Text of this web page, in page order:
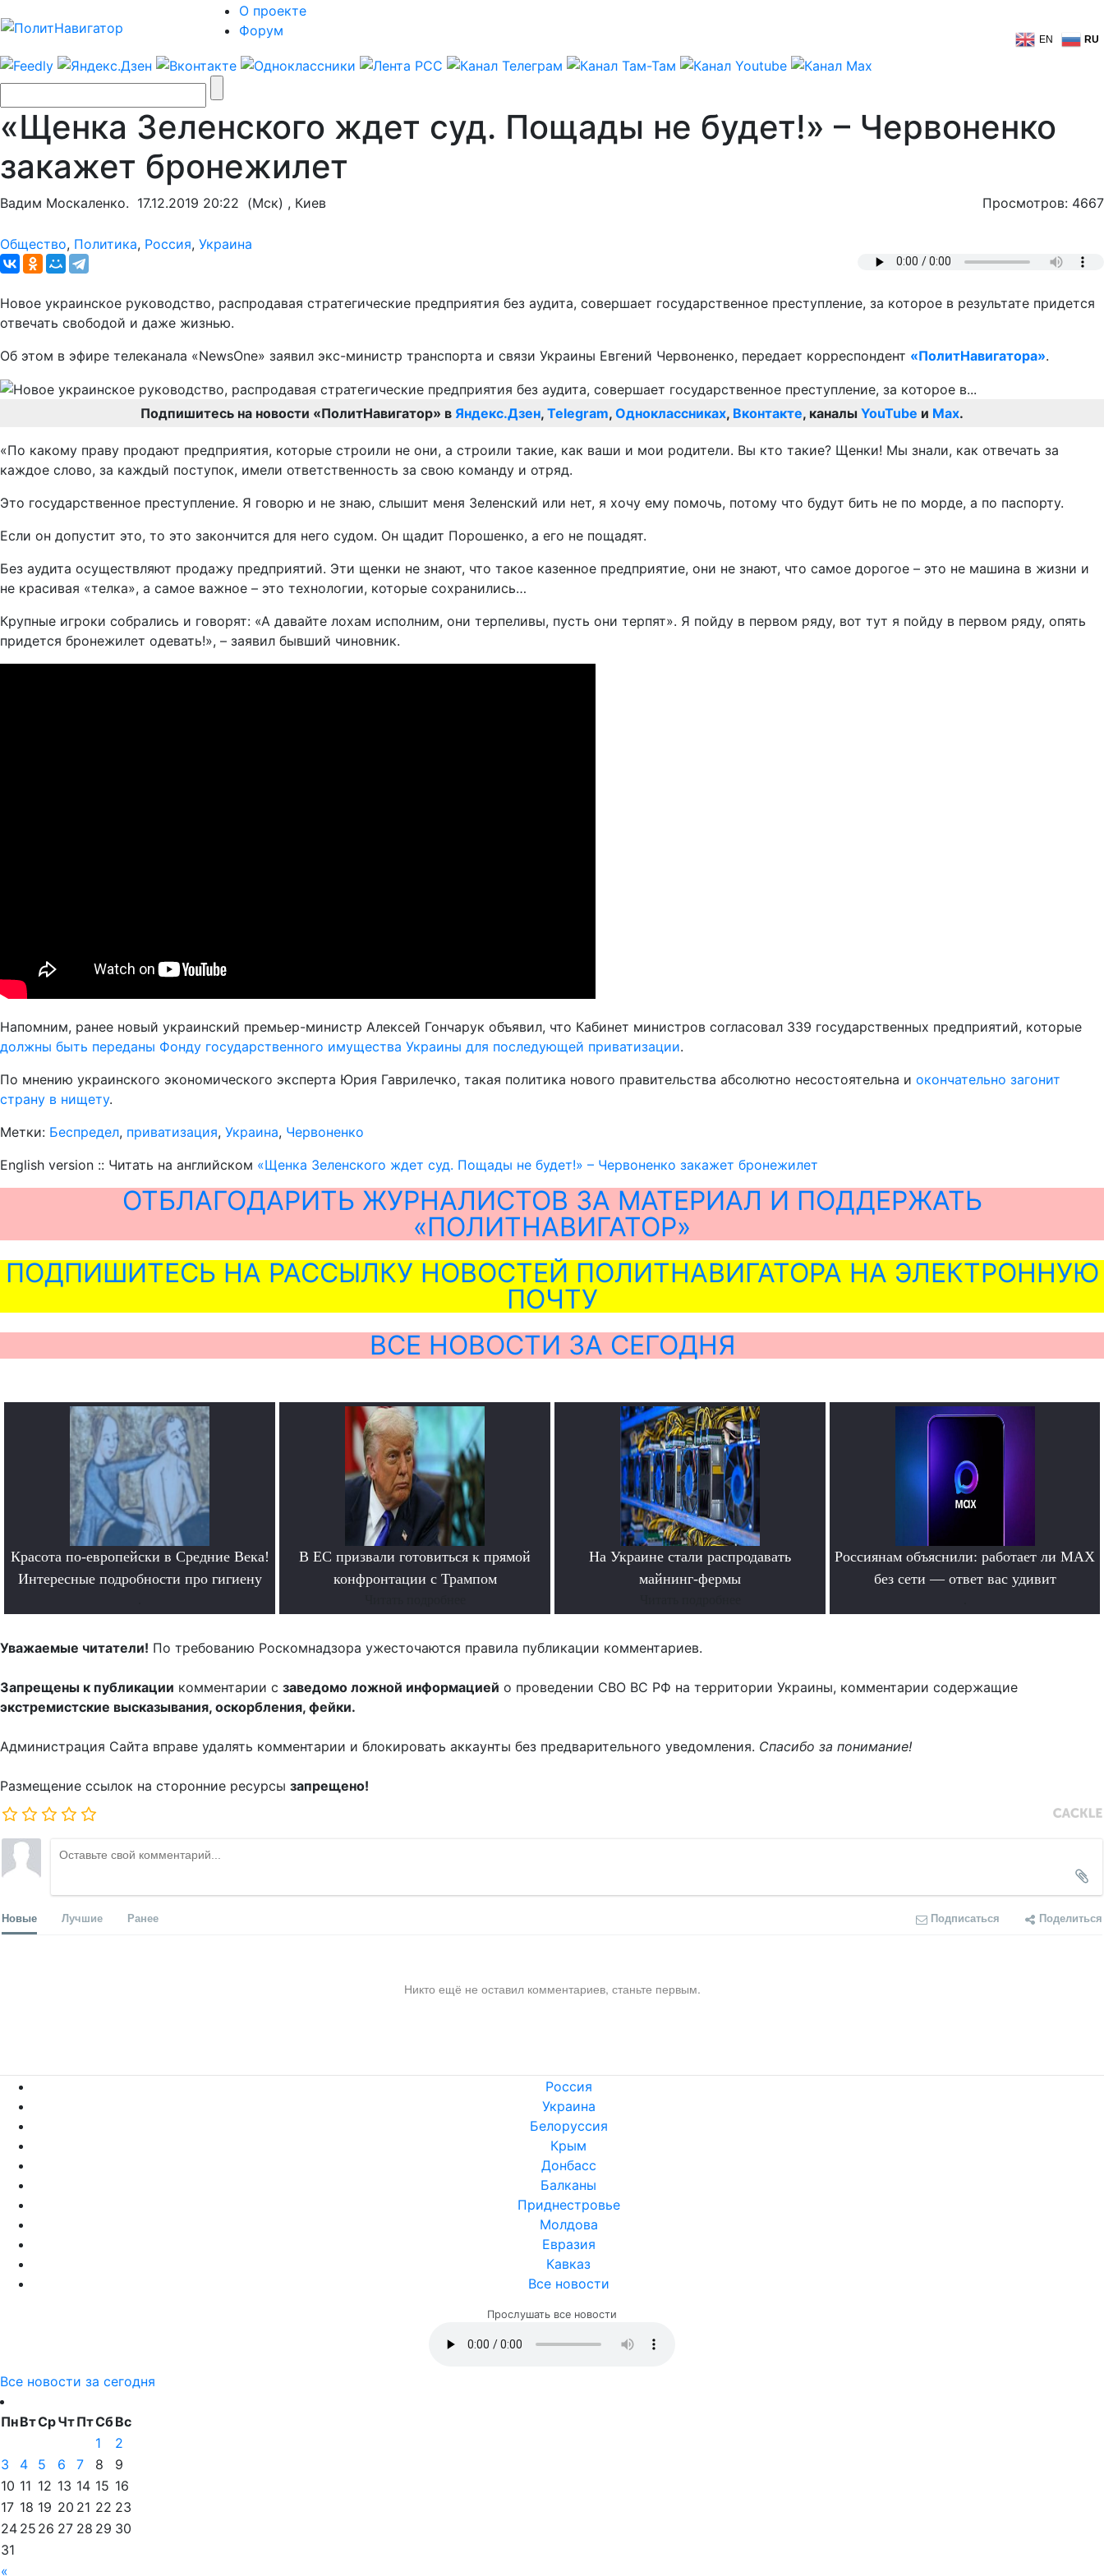
О проекте
Форум
EN RU
«Щенка Зеленского ждет суд. Пощады не будет!» – Червоненко
закажет бронежилет
Вадим Москаленко. 17.12.2019 20:22 (Мск) , Киев Просмотров: 4667
Общество, Политика, Россия, Украина
Новое украинское руководство, распродавая стратегические предприятия без аудита, совершает государственное преступление, за которое в результате придется
отвечать свободой и даже жизнью.
Об этом в эфире телеканала «NewsOne» заявил экс-министр транспорта и связи Украины Евгений Червоненко, передает корреспондент «ПолитНавигатора».
Подпишитесь на новости «ПолитНавигатор» в Яндекс.Дзен, Telegram, Одноклассниках, Вконтакте, каналы YouTube и Max.
«По какому праву продают предприятия, которые строили не они, а строили такие, как ваши и мои родители. Вы кто такие? Щенки! Мы знали, как отвечать за
каждое слово, за каждый поступок, имели ответственность за свою команду и отряд.
Это государственное преступление. Я говорю и не знаю, слышит меня Зеленский или нет, я хочу ему помочь, потому что будут бить не по морде, а по паспорту.
Если он допустит это, то это закончится для него судом. Он щадит Порошенко, а его не пощадят.
Без аудита осуществляют продажу предприятий. Эти щенки не знают, что такое казенное предприятие, они не знают, что самое дорогое – это не машина в жизни и
не красивая «телка», а самое важное – это технологии, которые сохранились…
Крупные игроки собрались и говорят: «А давайте лохам исполним, они терпеливы, пусть они терпят». Я пойду в первом ряду, вот тут я пойду в первом ряду, опять
придется бронежилет одевать!», – заявил бывший чиновник.
Напомним, ранее новый украинский премьер-министр Алексей Гончарук объявил, что Кабинет министров согласовал 339 государственных предприятий, которые
должны быть переданы Фонду государственного имущества Украины для последующей приватизации.
По мнению украинского экономического эксперта Юрия Гаврилечко, такая политика нового правительства абсолютно несостоятельна и окончательно загонит
страну в нищету.
Метки: Беспредел, приватизация, Украина, Червоненко
English version :: Читать на английском «Щенка Зеленского ждет суд. Пощады не будет!» – Червоненко закажет бронежилет
ОТБЛАГОДАРИТЬ ЖУРНАЛИСТОВ ЗА МАТЕРИАЛ И ПОДДЕРЖАТЬ
«ПОЛИТНАВИГАТОР»
ПОДПИШИТЕСЬ НА РАССЫЛКУ НОВОСТЕЙ ПОЛИТНАВИГАТОРА НА ЭЛЕКТРОННУЮ
ПОЧТУ
ВСЕ НОВОСТИ ЗА СЕГОДНЯ
Красота по-европейски в Средние Века!
Интересные подробности про гигиену
В ЕС призвали готовиться к прямой
конфронтации с Трампом
На Украине стали распродавать
майнинг-фермы
Россиянам объяснили: работает ли MAX
без сети — ответ вас удивит
Уважаемые читатели! По требованию Роскомнадзора ужесточаются правила публикации комментариев.
Запрещены к публикации комментарии с заведомо ложной информацией о проведении СВО ВС РФ на территории Украины, комментарии содержащие
экстремистские высказывания, оскорбления, фейки.
Администрация Сайта вправе удалять комментарии и блокировать аккаунты без предварительного уведомления. Спасибо за понимание!
Размещение ссылок на сторонние ресурсы запрещено!
Новые Лучшие Ранее Подписаться Поделиться
Никто ещё не оставил комментариев, станьте первым.
Россия
Украина
Белоруссия
Крым
Донбасс
Балканы
Приднестровье
Молдова
Евразия
Кавказ
Все новости
Прослушать все новости
Все новости за сегодня
ПнВтСрЧтПтСбВс
«
1
2
3
4 5 6 7 8
9
10 11 12 13 14 15 16
17 18 19 20 21 22 23
24 25 26 27 28 29 30
31